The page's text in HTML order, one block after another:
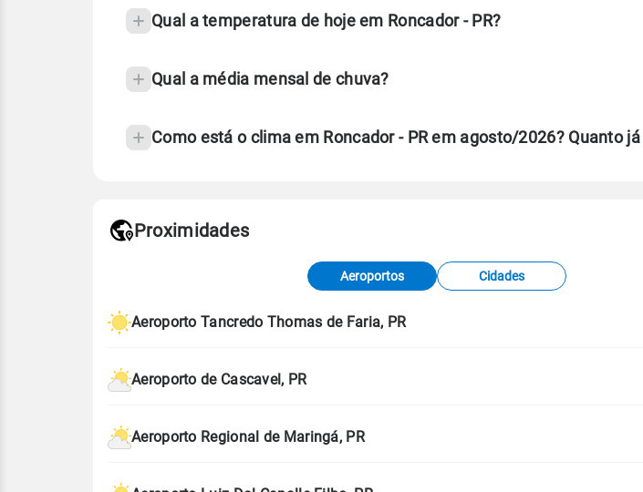
temperatura
Qual a temperatura de hoje em Roncador - PR?
Qual a média mensal de chuva?
Como está o clima em Roncador - PR em agosto/2026? Quanto
de Tempo e Estudos Climáticos (CPTEC).
Proximidades
Aeroportos Cidades
Aeroporto Tancredo Thomas de Faria, PR
Aeroporto de Cascavel, PR
Aeroporto Regional de Maringá, PR